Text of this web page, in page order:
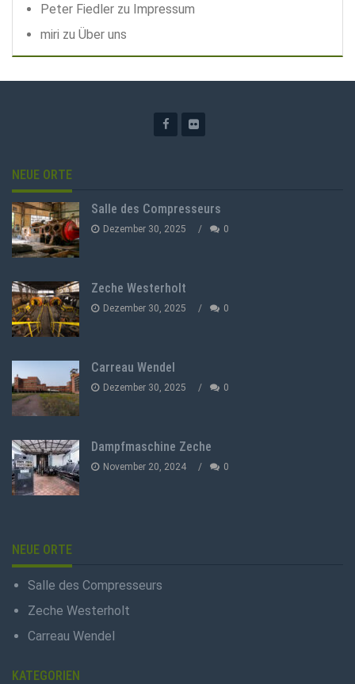
Peter Fiedler zu Impressum
miri zu Über uns
NEUE ORTE
Salle des Compresseurs
Dezember 30, 2025 0
Zeche Westerholt
Dezember 30, 2025 0
Carreau Wendel
Dezember 30, 2025 0
Dampfmaschine Zeche
November 20, 2024 0
NEUE ORTE
Salle des Compresseurs
Zeche Westerholt
Carreau Wendel
KATEGORIEN